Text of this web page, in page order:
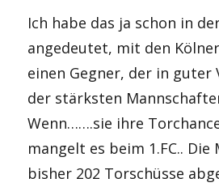
Ich habe das ja schon in
angedeutet, mit den
einen Gegner, der in guter
der stärksten
Wenn…….sie ihre
mangelt es beim 1.FC..
bisher 202 Torschüsse